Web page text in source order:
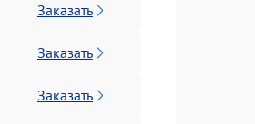
Заказать
Заказать
Заказать